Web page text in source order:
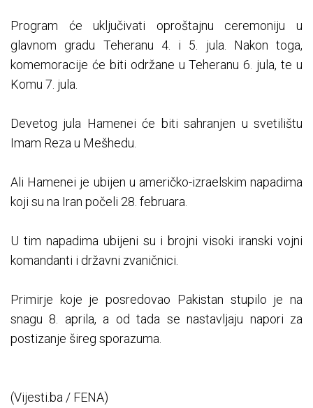
Program će uključivati oproštajnu ceremoniju u
glavnom gradu Teheranu 4. i 5. jula. Nakon toga,
komemoracije će biti održane u Teheranu 6. jula, te u
Komu 7. jula.
Devetog jula Hamenei će biti sahranjen u svetilištu
Imam Reza u Mešhedu.
Ali Hamenei je ubijen u američko-izraelskim napadima
koji su na Iran počeli 28. februara.
U tim napadima ubijeni su i brojni visoki iranski vojni
komandanti i državni zvaničnici.
Primirje koje je posredovao Pakistan stupilo je na
snagu 8. aprila, a od tada se nastavljaju napori za
postizanje šireg sporazuma.
(Vijesti.ba / FENA)